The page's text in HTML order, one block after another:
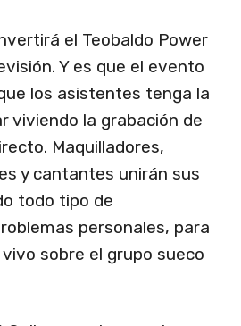
el Teobaldo Power
Y es que el evento
los asistentes tenga la
viviendo la grabación de
Maquilladores,
y cantantes unirán sus
todo tipo de
personales, para
sobre el grupo sueco